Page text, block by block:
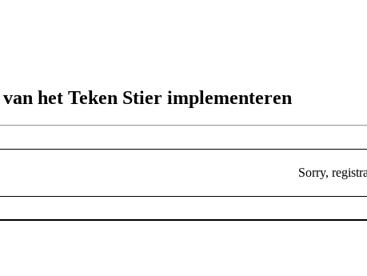
het Teken Stier implementeren
Sorry,